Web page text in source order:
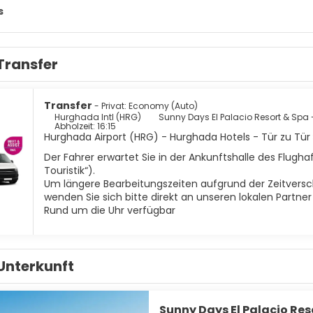
und die beeindruckende Meereswelt zu bestaunen.
Korallenriffe und Hunderte von tropischen Fischarten nur
viele Aktivitäten, die sonst nirgendwo auf der Erde zu
zum Tee mit einem Beduinenstamm, dann Kamelreiten
und Schnorcheln um ein lebhaftes und farbenfrohes
Inseln; Schwimmen im warmen Meer; gutes Einkaufen;
während Ihres Aufenthalts in Ihrem Hotelkomplex zu
Transfer - Privat: Economy (Auto)
Hurghada Intl (HRG)
Sunny Days El Palacio Resort &
Abholzeit: 16:15
Hurghada Airport (HRG) - Hurghada Hotels - Tür zu Tür
Der Fahrer erwartet Sie in der Ankunftshalle des
Touristik“).
Um längere Bearbeitungszeiten aufgrund der
wenden Sie sich bitte direkt an unseren lokalen
Rund um die Uhr verfügbar